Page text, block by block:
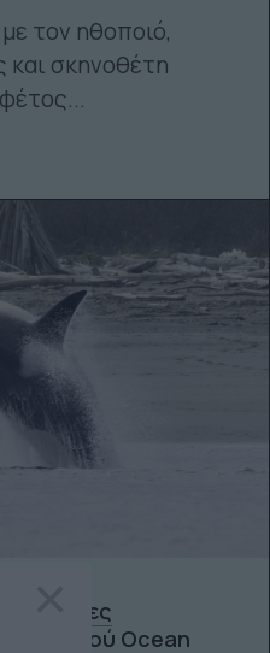
τον ηθοποιό,
και σκηνοθέτη
Ocean